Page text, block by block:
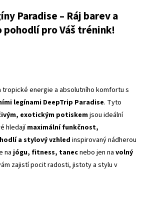
Paradise – Ráj barev a
pohodlí pro Váš trénink!
energie a absolutního komfortu s
legínami DeepTrip Paradise. Tyto
exotickým potiskemjsou ideální
hledajímaximální funkčnost,
a stylový vzhled inspirovaný nádherou
najógu, fitness, tanecnebo jen na volný
zajistí pocit radosti, jistoty a stylu v